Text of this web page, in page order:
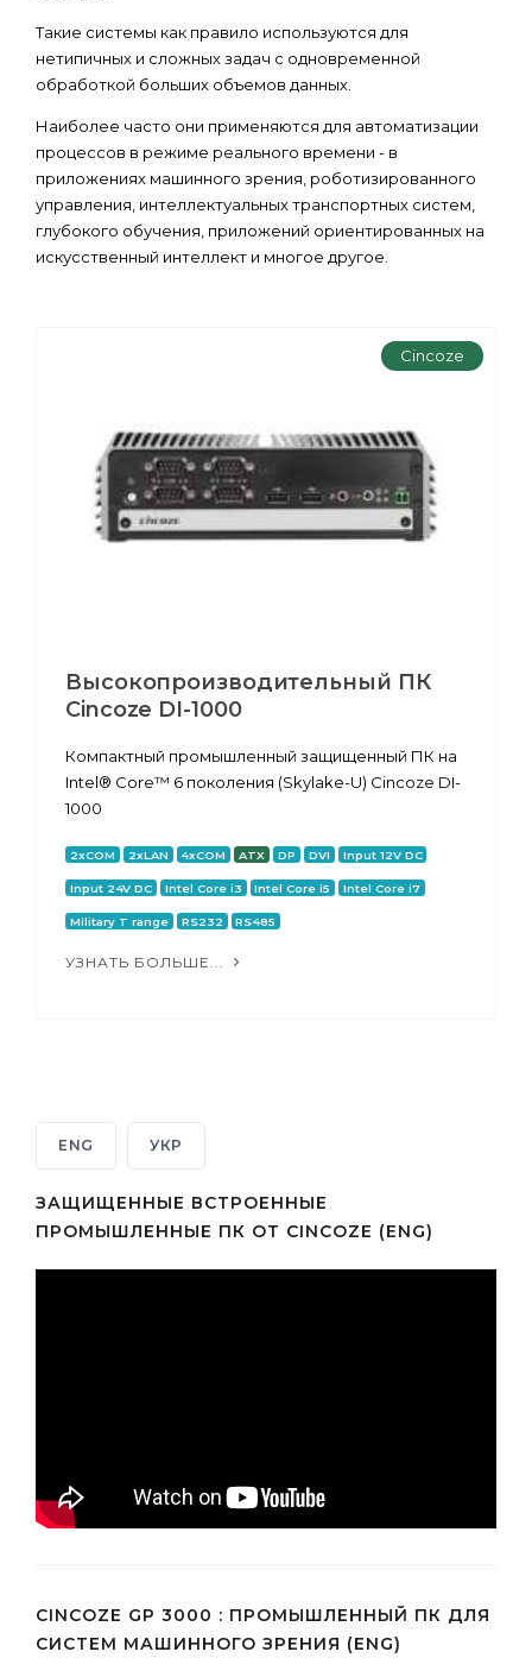
Такие системы как правило используются для
нетипичных и сложных задач с одновременной
обработкой больших объемов данных.
Наиболее часто они применяются для автоматизации
процессов в режиме реального времени - в
приложениях машинного зрения, роботизированного
управления, интеллектуальных транспортных систем,
глубокого обучения, приложений ориентированных на
искусственный интеллект и многое другое.
Cincoze
Высокопроизводительный ПК
Cincoze DI-1000
Компактный промышленный защищенный ПК на
Intel® Core™ 6 поколения (Skylake-U) Cincoze DI-
1000
2xCOM 2xLAN 4xCOM ATX DP DVI Input 12V DC
Input 24V DC Intel Core i3 Intel Core i5 Intel Core i7
Military T range RS232 RS485
УЗНАТЬ БОЛЬШЕ...
ENG УКР
ЗАЩИЩЕННЫЕ ВСТРОЕННЫЕ
ПРОМЫШЛЕННЫЕ ПК ОТ CINCOZE (ENG)
CINCOZE GP 3000 : ПРОМЫШЛЕННЫЙ ПК ДЛЯ
СИСТЕМ МАШИННОГО ЗРЕНИЯ (ENG)